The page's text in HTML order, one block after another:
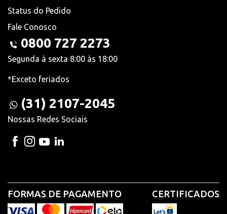
Status do Pedido
Fale Conosco
0800 727 2273
Segunda à sexta 8:00 às 18:00
*Exceto feriados
(31) 2107-2045
Nossas Redes Sociais
FORMAS DE PAGAMENTO CERTIFICADOS